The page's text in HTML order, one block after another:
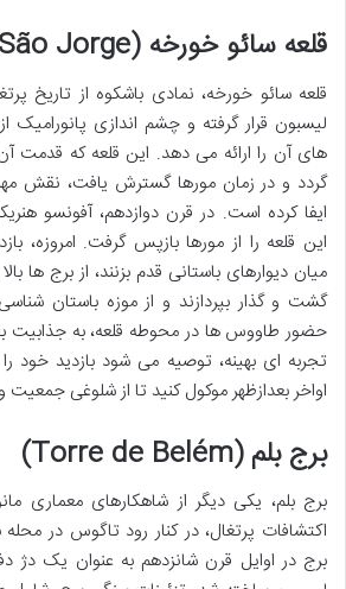
قلعه سائو خورخه (Castelo de São Jorge)
قلعه سائو خورخه، نمادی باشکوه از تاریخ
لیسبون قرار گرفته و چشم اندازی
های آن را ارائه می دهد. این قلعه که قدمت
گردد و در زمان مورها گسترش یافت، نقش
ایفا کرده است. در قرن دوازدهم، آفونسو
این قلعه را از مورها بازپس گرفت. امروزه،
میان دیوارهای باستانی قدم بزنند، از برج ها
گشت و گذار بپردازند و از موزه باستان
حضور طاووس ها در محوطه قلعه، به جذابیت
تجربه ای بهینه، توصیه می شود بازدید خود
اواخر بعدازظهر موکول کنید تا از شلوغی
برج بلم (Torre de Belém)
برج بلم، یکی دیگر از شاهکارهای معماری
اکتشافات پرتغال، در کنار رود تاگوس در
برج در اوایل قرن شانزدهم به عنوان یک دژ